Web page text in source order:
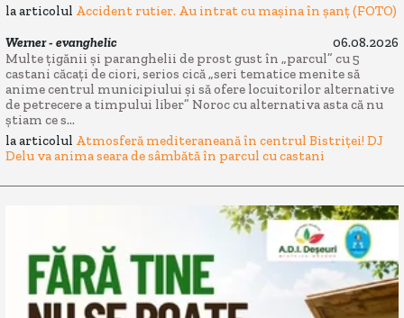
la articolul Accident rutier. Au intrat cu mașina în șanț (FOTO)
Werner - evanghelic
06.08.2026
Multe țigănii și paranghelii de prost gust în „parcul” cu 5
castani căcați de ciori, serios cică „seri tematice menite să
anime centrul municipiului și să ofere locuitorilor alternative
de petrecere a timpului liber” Noroc cu alternativa asta că nu
știam ce s...
la articolul Atmosferă mediteraneană în centrul Bistriței! DJ
Delu va anima seara de sâmbătă în parcul cu castani